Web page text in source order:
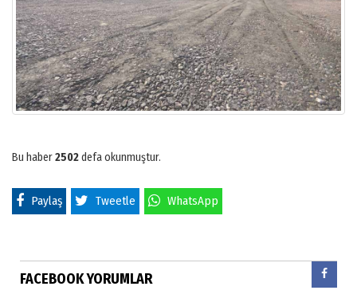
Bu haber2502defa okunmuştur.
Paylaş Tweetle WhatsApp
FACEBOOK YORUMLAR